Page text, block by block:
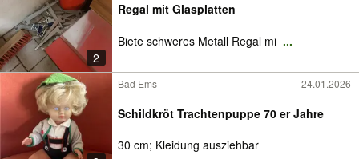
2
Regal mit Glasplatten
Biete schweres Metall Regal mi ...
Bad Ems 24.01.2026
Schildkröt Trachtenpuppe 70 er Jahre
30 cm; Kleidung ausziehbar